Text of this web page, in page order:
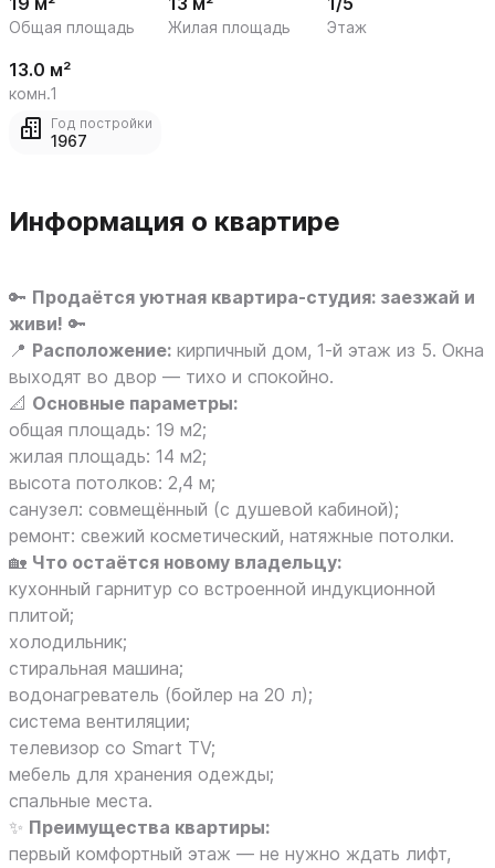
Общая площадь Жилая площадь Этаж
13.0 м²
комн.1
Год постройки
1967
Информация о квартире
🔑 Продаётся уютная квартира‑студия: заезжай и
живи! 🔑
📍 Расположение: кирпичный дом, 1‑й этаж из 5. Окна
выходят во двор — тихо и спокойно.
📐 Основные параметры:
общая площадь: 19 м2;
жилая площадь: 14 м2;
высота потолков: 2,4 м;
санузел: совмещённый (с душевой кабиной);
ремонт: свежий косметический, натяжные потолки.
🏡 Что остаётся новому владельцу:
кухонный гарнитур со встроенной индукционной
плитой;
холодильник;
стиральная машина;
водонагреватель (бойлер на 20 л);
система вентиляции;
телевизор со Smart TV;
мебель для хранения одежды;
спальные места.
✨ Преимущества квартиры:
первый комфортный этаж — не нужно ждать лифт,